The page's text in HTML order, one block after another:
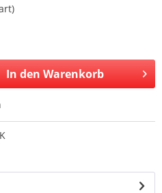
In den Warenkorb